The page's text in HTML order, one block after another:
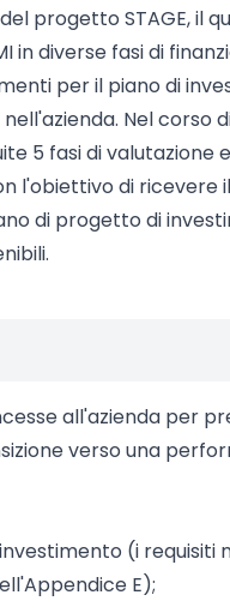
progetto STAGE, il
in diverse fasi di
per il piano di
Nel corso
5 fasi di valutazione e
l'obiettivo di ricevere
di progetto di
all'azienda per
verso una
(i requisiti
E);